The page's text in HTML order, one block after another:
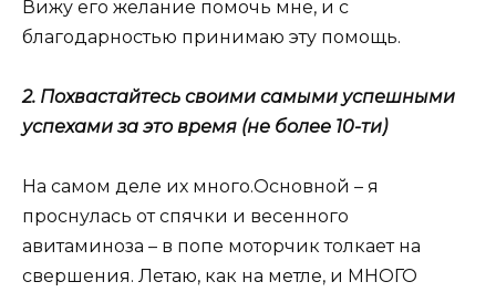
Вижу его желание помочь мне, и с
благодарностью принимаю эту помощь.
2. Похвастайтесь своими самыми успешными
успехами за это время (не более 10-ти)
На самом деле их много.Основной – я
проснулась от спячки и весенного
авитаминоза – в попе моторчик толкает на
свершения. Летаю, как на метле, и МНОГО